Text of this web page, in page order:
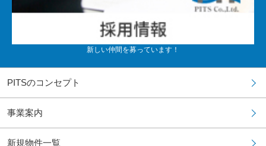
新しい仲間を募っています！
PITSのコンセプト
事業案内
新規物件一覧